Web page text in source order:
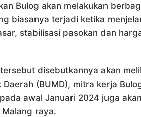
Bulog akan melakukan
biasanya terjadi ketika
stabilisasi pasokan dan
disebutkannya akan
Daerah (BUMD), mitra kerja
awal Januari 2024 juga
raya.